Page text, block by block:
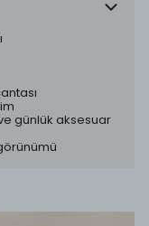
günlük aksesuar